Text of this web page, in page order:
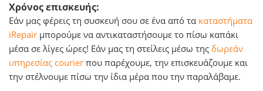
Χρόνος επισκευής:
Εάν μας φέρεις τη συσκευή σου σε ένα από τα καταστήματα
iRepair μπορούμε να αντικαταστήσουμε το πίσω καπάκι
μέσα σε λίγες ώρες! Εάν μας τη στείλεις μέσω της δωρεάν
υπηρεσίας courier που παρέχουμε, την επισκευάζουμε και
την στέλνουμε πίσω την ίδια μέρα που την παραλάβαμε.